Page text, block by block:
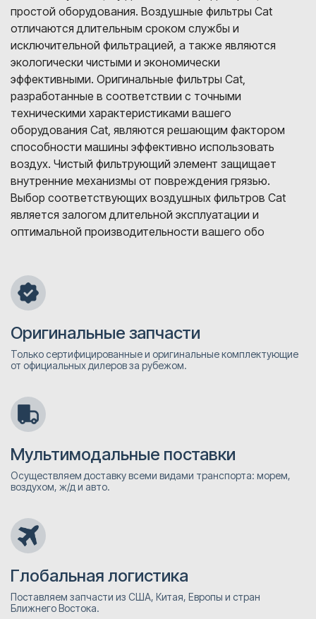
простой оборудования. Воздушные фильтры Cat
отличаются длительным сроком службы и
исключительной фильтрацией, а также являются
экологически чистыми и экономически
эффективными. Оригинальные фильтры Cat,
разработанные в соответствии с точными
техническими характеристиками вашего
оборудования Cat, являются решающим фактором
способности машины эффективно использовать
воздух. Чистый фильтрующий элемент защищает
внутренние механизмы от повреждения грязью.
Выбор соответствующих воздушных фильтров Cat
является залогом длительной эксплуатации и
оптимальной производительности вашего обо
Оригинальные запчасти
Только сертифицированные и оригинальные комплектующие
от официальных дилеров за рубежом.
Мультимодальные поставки
Осуществляем доставку всеми видами транспорта: морем,
воздухом, ж/д и авто.
Глобальная логистика
Поставляем запчасти из США, Китая, Европы и стран
Ближнего Востока.